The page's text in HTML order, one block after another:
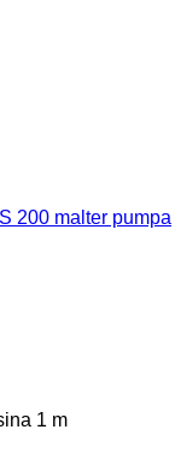
200 malter pumpa
1 m